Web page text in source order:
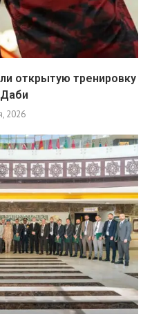
открытую тренировку
2026